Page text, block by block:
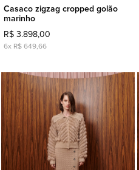
Casaco zigzag cropped golão
marinho
R$ 3.898,00
6x R$ 649,66